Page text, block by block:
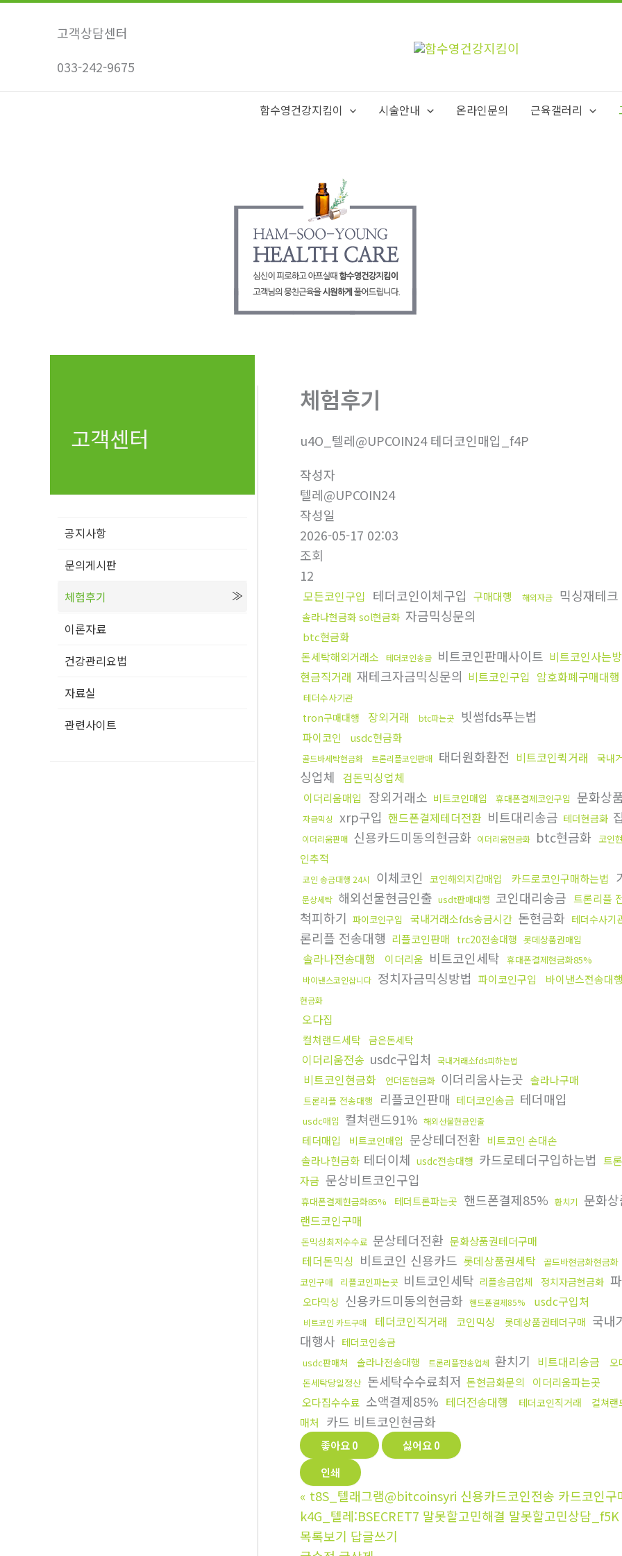
콘
고객상담센터
033-242-9675
함수영건강지킴이 시술안내 온라인문의 근육갤러리
고객센터
공지사항
문의게시판
체험후기
이론자료
건강관리요법
자료실
관련사이트
체험후기
u4O_텔레@UPCOIN24 테더코인매입_f4P
작성자
텔레@UPCOIN24
작성일
2026-05-17 02:03
조회
12
모든코인구입 테더코인이체구입 구매대행 해외자금 믹싱재테크
솔라나현금화 sol현금화 자금믹싱문의
btc현금화
돈세탁해외거래소
테더코인송금 비트코인판매사이트 비트코인사는
현금직거래 재테크자금믹싱문의 비트코인구입 암호화폐구매대행
테더수사기관
tron구매대행 장외거래 btc파는곳 빗썸fds푸는법
파이코인 usdc현금화
골드바세탁현금화 트론리플코인판매 태더원화환전 비트코인퀵거래 국내
싱업체 검돈믹싱업체
이더리움매입 장외거래소 비트코인매입 휴대폰결제코인구입 문화상
자금믹싱 xrp구입 핸드폰결제테더전환 비트대리송금 테더현금화
이더리움판매 신용카드미동의현금화 이더리움현금화 btc현금화 코인
인추적
코인 송금대행 24시 이체코인 코인해외지갑매입 카드로코인구매하는법
문상세탁 해외선물현금인출 usdt판매대행 코인대리송금 트론리플
척피하기 파이코인구입 국내거래소fds송금시간 돈현금화 테더수사기
론리플 전송대행 리플코인판매 trc20전송대행 롯데상품권매입
솔라나전송대행 이더리움 비트코인세탁 휴대폰결제현금화85%
바이낸스코인삽니다 정치자금믹싱방법 파이코인구입 바이낸스전송대행
현금화
오다집
컬쳐랜드세탁 금은돈세탁
이더리움전송 usdc구입처 국내거래소fds피하는법
비트코인현금화 언더돈현금화 이더리움사는곳 솔라나구매
트론리플 전송대행 리플코인판매 테더코인송금 테더매입
usdc매입 컬쳐랜드91% 해외선물현금인출
테더매입 비트코인매입 문상테더전환 비트코인 손대손
솔라나현금화 테더이체 usdc전송대행 카드로테더구입하는법 트
자금 문상비트코인구입
휴대폰결제현금화85% 테더트론파는곳 핸드폰결제85% 환치기 문화
랜드코인구매
돈믹싱최저수수료 문상테더전환 문화상품권테더구매
테더돈믹싱 비트코인 신용카드 롯데상품권세탁 골드바현금화현금화
코인구매
리플코인파는곳 비트코인세탁 리플송금업체 정치자금현금화
오다믹싱 신용카드미동의현금화 핸드폰결제85% usdc구입처
비트코인 카드구매 테더코인직거래 코인믹싱 롯데상품권테더구매 국내
대행사 테더코인송금
usdc판매처 솔라나전송대행 트론리플전송업체 환치기 비트대리송금 오
돈세탁당일정산 돈세탁수수료최저 돈현금화문의
이더리움파는곳
오다집수수료 소액결제85% 테더전송대행 테더코인직거래 컬쳐
매처
카드 비트코인현금화
좋아요0 싫어요0
인쇄
« t8S_텔래그램@bitcoinsyri 신용카드코인전송 카드코인구
k4G_텔레:BSECRET7 말못할고민해결 말못할고민상담_f5K
목록보기 답글쓰기